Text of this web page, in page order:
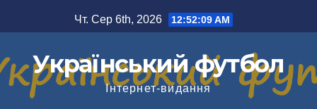
до
Чт. Сер 6th, 2026 12:52:10 AM
Український футбол
Інтернет-видання